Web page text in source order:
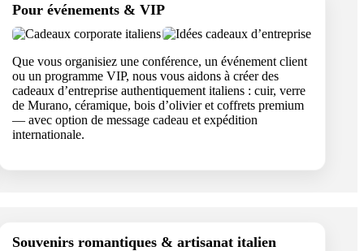
Pour événements & VIP
Que vous organisiez une conférence, un événement client
ou un programme VIP, nous vous aidons à créer des
cadeaux d’entreprise authentiquement italiens : cuir, verre
de Murano, céramique, bois d’olivier et coffrets premium
— avec option de message cadeau et expédition
internationale.
Souvenirs romantiques & artisanat italien